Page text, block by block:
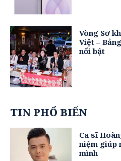
Vòng Sơ
Việt –
nổi bật
TIN PHỔ BIẾN
Ca sĩ
niệm giúp
mình